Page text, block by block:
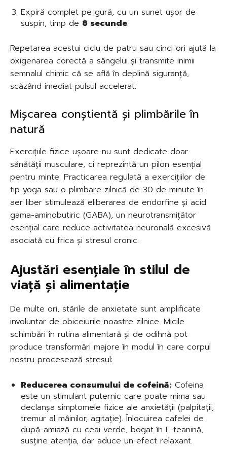
Expiră complet pe gură, cu un sunet ușor de
suspin, timp de 8 secunde.
Repetarea acestui ciclu de patru sau cinci ori ajută la
oxigenarea corectă a sângelui și transmite inimii
semnalul chimic că se află în deplină siguranță,
scăzând imediat pulsul accelerat.
Mișcarea conștientă și plimbările în
natură
Exercițiile fizice ușoare nu sunt dedicate doar
sănătății musculare, ci reprezintă un pilon esențial
pentru minte. Practicarea regulată a exercițiilor de
tip yoga sau o plimbare zilnică de 30 de minute în
aer liber stimulează eliberarea de endorfine și acid
gama-aminobutiric (GABA), un neurotransmițător
esențial care reduce activitatea neuronală excesivă
asociată cu frica și stresul cronic.
Ajustări esențiale în stilul de
viață și alimentație
De multe ori, stările de anxietate sunt amplificate
involuntar de obiceiurile noastre zilnice. Micile
schimbări în rutina alimentară și de odihnă pot
produce transformări majore în modul în care corpul
nostru procesează stresul:
Reducerea consumului de cofeină: Cofeina
este un stimulant puternic care poate mima sau
declanșa simptomele fizice ale anxietății (palpitații,
tremur al mâinilor, agitație). Înlocuirea cafelei de
după-amiază cu ceai verde, bogat în L-teanină,
susține atenția, dar aduce un efect relaxant.